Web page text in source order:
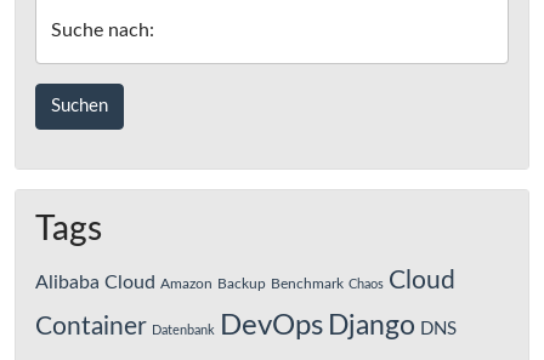
mit
Silex
Suche nach:
Tags
Alibaba Cloud Amazon Backup Benchmark Chaos Cloud
Container Datenbank DevOps Django DNS